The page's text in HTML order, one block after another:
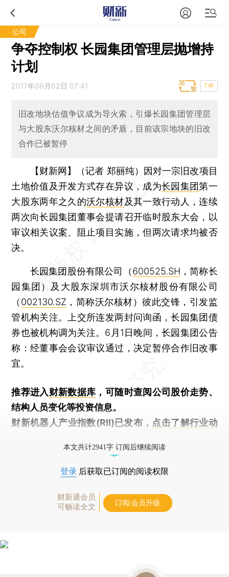
公司
争夺控制权 长园集团管理层抛增持
计划
2017年06月02日 07:41 T中
旧改地块估值争议成为导火索，引爆长园集团管理层
与大股东沃尔核材之间的矛盾，目前该宗地块的旧改
合作已被暂停
【财新网】（记者 郑丽纯）
因对一宗旧改项目
土地价值及开发方式存在异议，成为长园集团第一
大股东两年之久的沃尔核材及其一致行动人，连续
两次向长园集团董事会提请召开临时股东大会，以
审议相关议案、阻止项目实施，但两次请求均被否
决。
长园集团股份有限公司（600525.SH ，简称长
园集团）及大股东深圳市沃尔核材股份有限公司
（ 002130.SZ ，简称沃尔核材）彼此交锋，引发监
管机构关注。上交所连发两封问询函，长园集团债
券也被机构调为关注。6月1日晚间，长园集团公告
称：经董事会会议审议通过，决定暂停合作旧改事
宜。
推荐进入财新数据库 ，可随时查阅公司股价走势、
结构人员变化等投资信息。
财新机器人产业指数(RII)已发布， 点击了解行业动
本文共计2941字 订阅后继续阅读
登录 后获取已订阅的阅读权限
财新通会员
可畅读全文
订阅/会员升级